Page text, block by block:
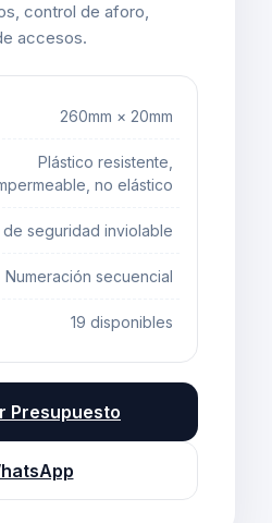
control de aforo,
accesos.
260mm × 20mm
Plástico resistente,
no elástico
de seguridad inviolable
Numeración secuencial
19 disponibles
Presupuesto